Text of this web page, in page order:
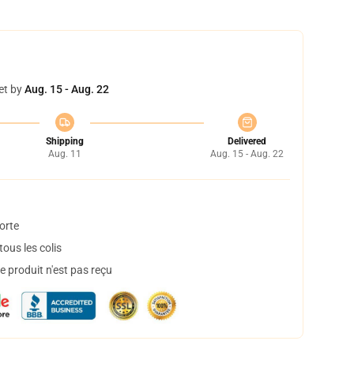
byAug. 15 - Aug. 22
Shipping
Aug. 11
Delivered
Aug. 15 - Aug. 22
les colis
produit n'est pas reçu